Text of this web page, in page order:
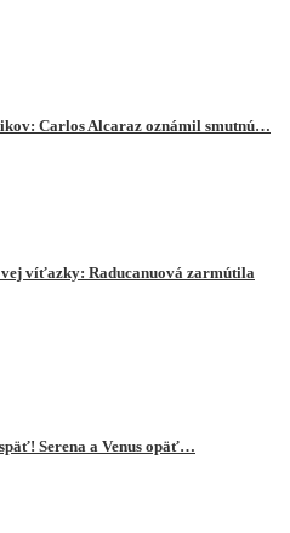
Carlos Alcaraz oznámil smutnú…
víťazky: Raducanuová zarmútila
Serena a Venus opäť…